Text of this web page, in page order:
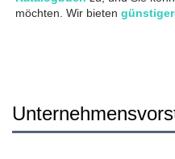
möchten. Wir bieten